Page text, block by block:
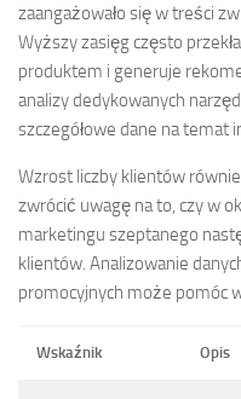
zaangażowało się w treści
Wyższy zasięg często
produktem i generuje
analizy dedykowanych
szczegółowe dane na temat
Wzrost liczby klientów
zwrócić uwagę na to, czy w
marketingu szeptanego
klientów. Analizowanie
promocyjnych może pomóc
Wskaźnik Opis